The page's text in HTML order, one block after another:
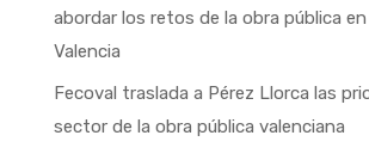
abordar los retos de la obra pública
Valencia
Fecoval traslada a Pérez Llorca las
sector de la obra pública valenciana